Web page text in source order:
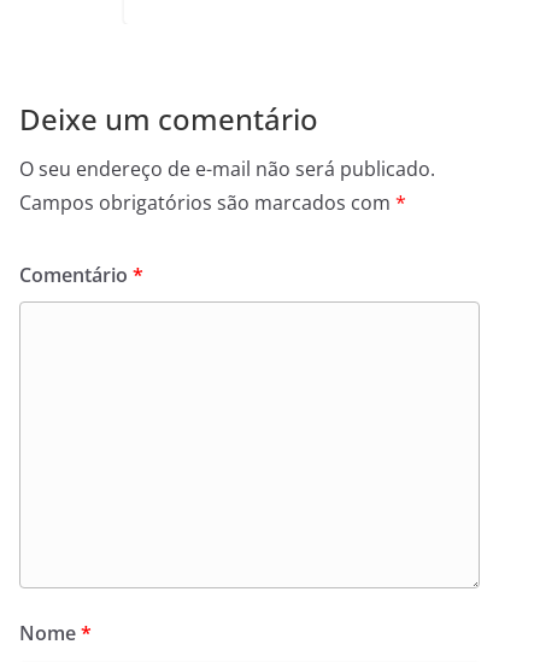
Deixe um comentário
O seu endereço de e-mail não será publicado.
Campos obrigatórios são marcados com *
Comentário *
Nome*